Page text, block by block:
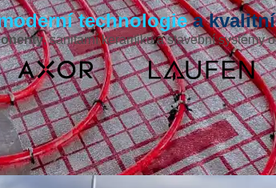
technologiea
, sanitární keramiku a stavební systémy